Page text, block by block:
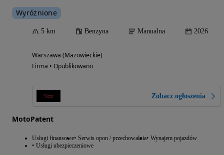
Wyróżnione
5 km Benzyna Manualna 2026
Warszawa (Mazowieckie)
Firma • Opublikowano
Zobacz ogłoszenia
MotoPatent
Usługi finansowe Serwis opon / przechowalnia Wynajem pojazdów
Usługi ubezpieczeniowe